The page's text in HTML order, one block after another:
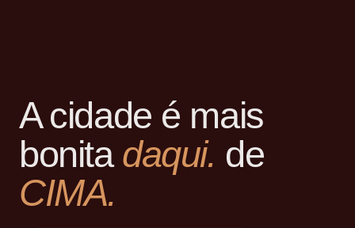
A cidade é mais
bonitadaqui. de
CIMA.